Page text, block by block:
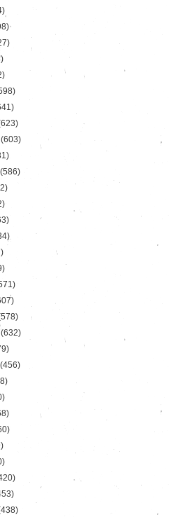
(603)
(586)
(632)
(456)